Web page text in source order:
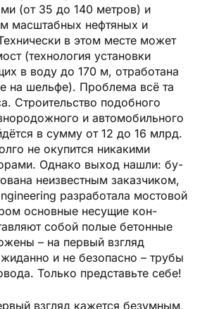
(от 35 до 140 метров) и
масштабных неф­тяных и
в этом месте может
(технология установки
в во­ду до 170 м, отработана
на шельфе). Проблема всё та
Строительство подобного
и автомобильного
в сумму от 12 до 16 млрд.
не окупится никакими
Однако выход нашли: бу­
неизвестным заказчиком,
разработала мостовой
основные несущие кон­
собой полые бетонные
– на первый взгляд
и не безопасно – трубы
Только представьте себе!
взгляд кажется безумным,